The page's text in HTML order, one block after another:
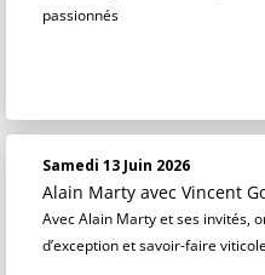
passionnés
Samedi 13 Juin 2026
Alain Marty avec Vincent
Avec Alain Marty et ses invités,
d’exception et savoir-faire